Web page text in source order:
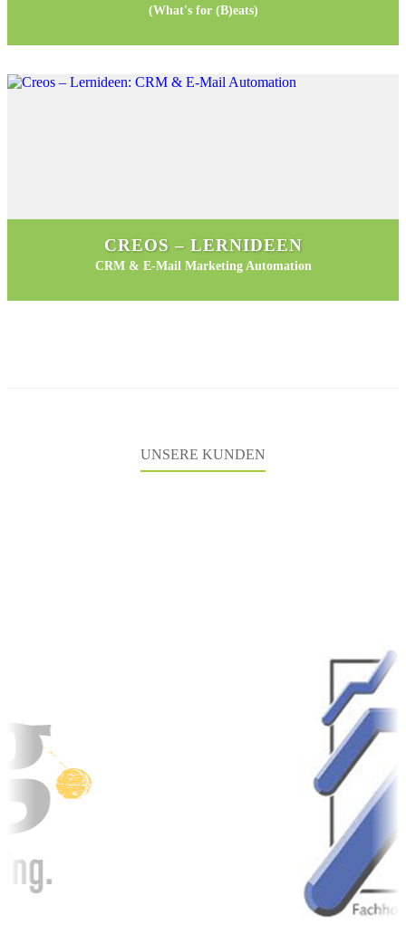
(What's for (B)eats)
CREOS – LERNIDEEN
CRM & E-Mail Marketing Automation
UNSERE KUNDEN